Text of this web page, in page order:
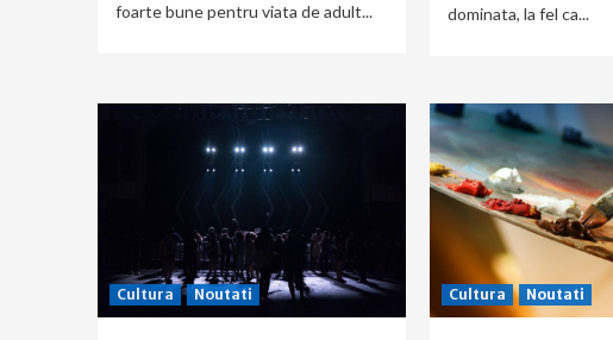
foarte bune pentru viata de adult...
dominata, la fel ca...
Cultura Noutati Cultura Noutati